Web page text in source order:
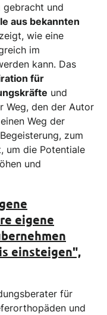
gebracht und
aus bekannten
wie eine
im
kann. Das
für
und
Weg, den der Autor
Weg der
zum
um die Potentiale
und
eigene
einsteigen",
für
und